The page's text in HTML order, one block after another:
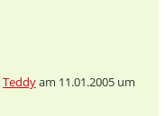
Teddyam 11.01.2005 um